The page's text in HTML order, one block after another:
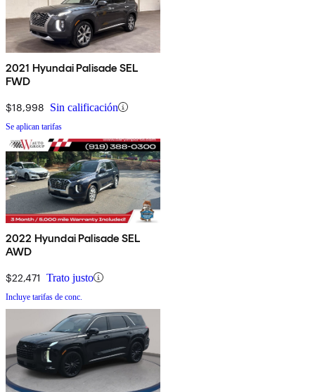
2021 Hyundai Palisade SEL
FWD
$18,998 Sin calificación
Se aplican tarifas
2022 Hyundai Palisade SEL
AWD
$22,471 Trato justo
Incluye tarifas de conc.